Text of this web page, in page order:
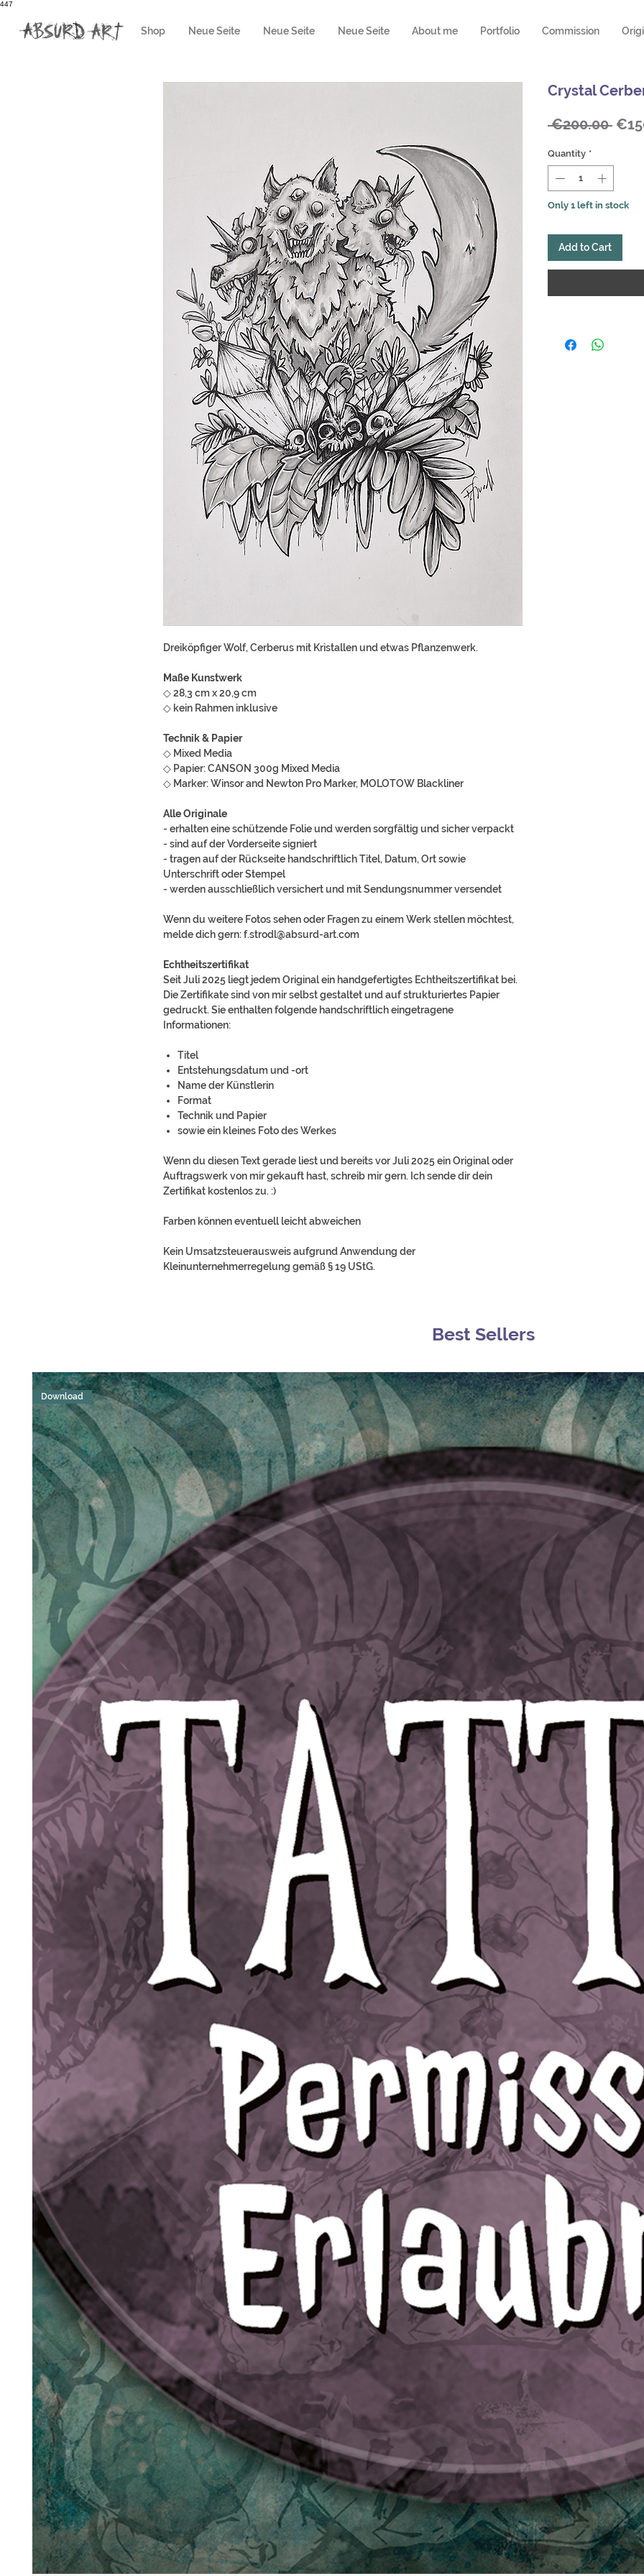
447
Shop Neue Seite Neue Seite Neue Seite About me Portfolio Commission
Dreiköpfiger Wolf, Cerberus mit Kristallen und etwas Pflanzenwerk.
Maße Kunstwerk
◇ 28,3 cm x 20,9 cm
◇ kein Rahmen inklusive
Technik & Papier
◇ Mixed Media
◇ Papier: CANSON 300g Mixed Media
◇ Marker: Winsor and Newton Pro Marker, MOLOTOW Blackliner
Alle Originale
- erhalten eine schützende Folie und werden sorgfältig und sicher verpackt
- sind auf der Vorderseite signiert
- tragen auf der Rückseite handschriftlich Titel, Datum, Ort sowie
Unterschrift oder Stempel
- werden ausschließlich versichert und mit Sendungsnummer versendet
Wenn du weitere Fotos sehen oder Fragen zu einem Werk stellen möchtest,
melde dich gern: f.strodl@absurd-art.com
Echtheitszertifikat
Seit Juli 2025 liegt jedem Original ein handgefertigtes Echtheitszertifikat bei.
Die Zertifikate sind von mir selbst gestaltet und auf strukturiertes Papier
gedruckt. Sie enthalten folgende handschriftlich eingetragene
Informationen:
Titel
Entstehungsdatum und -ort
Name der Künstlerin
Format
Technik und Papier
sowie ein kleines Foto des Werkes
Wenn du diesen Text gerade liest und bereits vor Juli 2025 ein Original oder
Auftragswerk von mir gekauft hast, schreib mir gern. Ich sende dir dein
Zertifikat kostenlos zu. :)
Farben können eventuell leicht abweichen
Kein Umsatzsteuerausweis aufgrund Anwendung der
Kleinunternehmerregelung gemäß § 19 UStG.
Crystal
€200.00
Quantity *
Only 1 left in stock
Add to Cart
Best Sellers
Download